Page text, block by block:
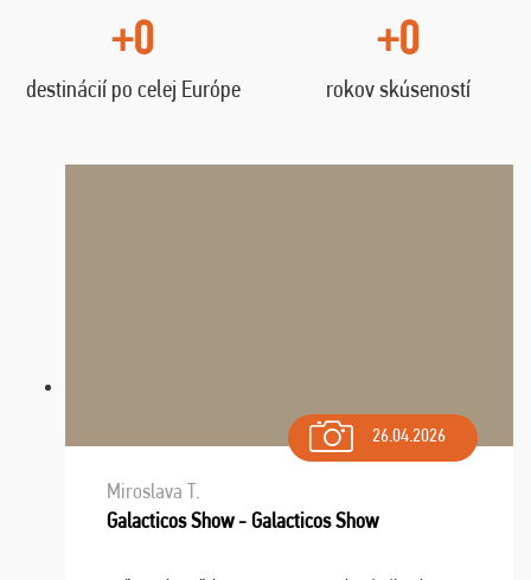
+0
destinácií po celej Európe
+0
rokov skúseností
26.04.2026
Miroslava T.
Galacticos Show - Galacticos Show